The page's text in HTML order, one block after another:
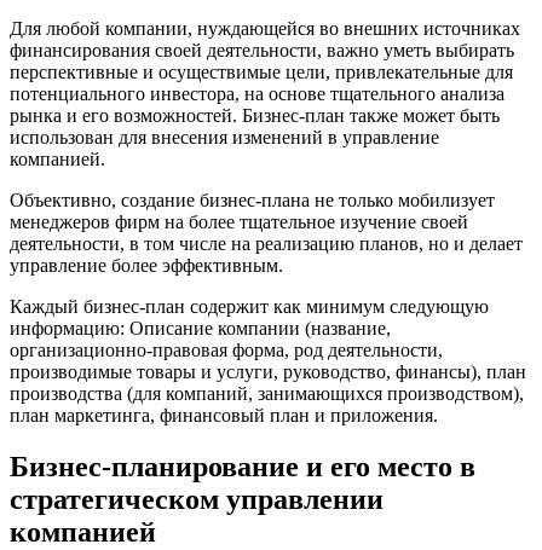
Для любой компании, нуждающейся во внешних источниках
финансирования своей деятельности, важно уметь выбирать
перспективные и осуществимые цели, привлекательные для
потенциального инвестора, на основе тщательного анализа
рынка и его возможностей. Бизнес-план также может быть
использован для внесения изменений в управление
компанией.
Объективно, создание бизнес-плана не только мобилизует
менеджеров фирм на более тщательное изучение своей
деятельности, в том числе на реализацию планов, но и делает
управление более эффективным.
Каждый бизнес-план содержит как минимум следующую
информацию: Описание компании (название,
организационно-правовая форма, род деятельности,
производимые товары и услуги, руководство, финансы), план
производства (для компаний, занимающихся производством),
план маркетинга, финансовый план и приложения.
Бизнес-планирование и его место в
стратегическом управлении
компанией